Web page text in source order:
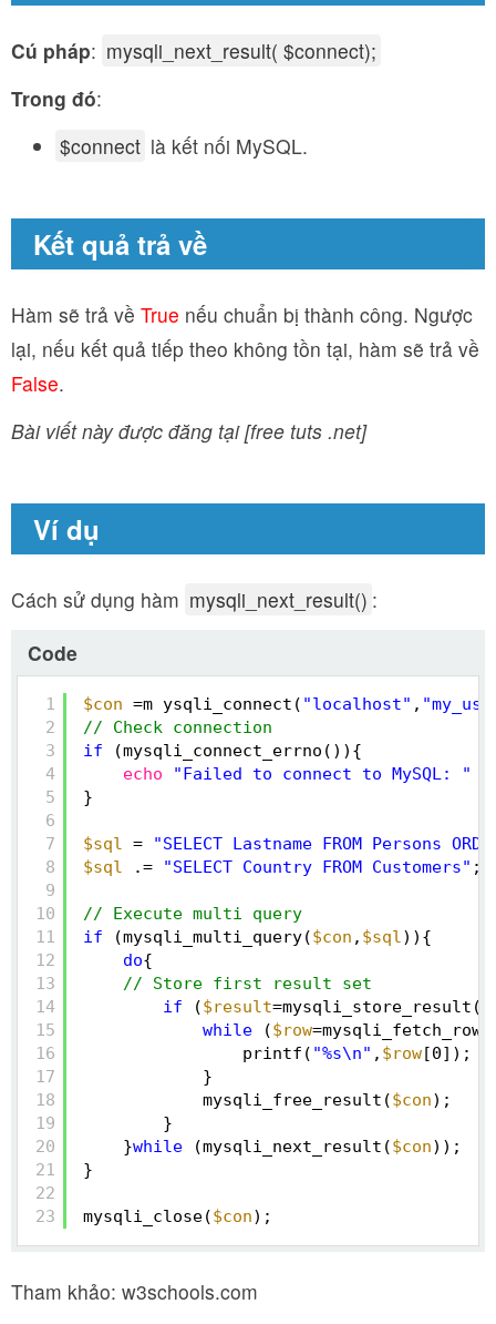
Cú pháp: mysqli_next_result( $connect);
Trong đó:
$connect là kết nối MySQL.
Kết quả trả về
Hàm sẽ trả về True nếu chuẩn bị thành công. Ngược
lại, nếu kết quả tiếp theo không tồn tại, hàm sẽ trả về
False.
Bài viết này được đăng tại [free tuts .net]
Ví dụ
Cách sử dụng hàm mysqli_next_result() :
Code
1
2
3
4
5
6
7
8
9
10
11
12
13
14
15
16
17
18
19
20
21
22
23
$con =m ysqli_connect( "localhost" ,
// Check connection
if
(mysqli_connect_errno()){
echo
"Failed to connect to MySQL: "
}
$sql =
"SELECT Lastname FROM Persons
$sql
.= "SELECT Country FROM Customers" ;
// Execute multi query
if
(mysqli_multi_query($con , $sql)){
do{
// Store first result set
if
($result=mysqli_store_result(
while
($row=mysqli_fetch_row(
printf( "%s\n" , $row[0]);
}
mysqli_free_result($con);
}
}while (mysqli_next_result($con));
}
mysqli_close($con);
Tham khảo: w3schools.com